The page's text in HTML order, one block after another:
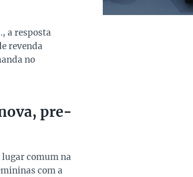
a resposta
revenda
no
pre-
comum na
com a